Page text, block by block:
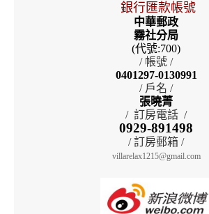
銀行匯款帳號
中華郵政
霧社分局
(代號:700)
/ 帳號 /
0401297-0130991
/ 戶名 /
張曉菁
/ 訂房電話 /
0929-891498
/ 訂房郵箱 /
villarelax1215@gmail.com